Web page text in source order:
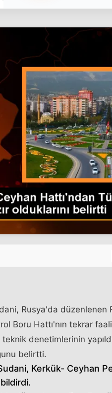
Rusya'da düzenlenen
Boru Hattı'nın tekrar
denetimlerinin
belirtti.
Kerkük- Ceyhan